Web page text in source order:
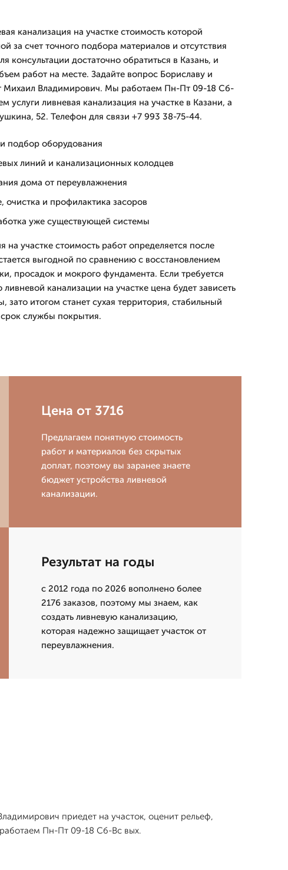
канализация на участке стоимость которой
за счет точного подбора материалов и отсутствия
консультации достаточно обратиться в Казань, и
работ на месте. Задайте вопрос Бориславу и
Михаил Владимирович. Мы работаем Пн-Пт 09-18 Сб-
услуги ливневая канализация на участке в Казани, а
52. Телефон для связи +7 993 38-75-44.
подбор оборудования
линий и канализационных колодцев
дома от переувлажнения
очистка и профилактика засоров
уже существующей системы
на участке стоимость работ определяется после
выгодной по сравнению с восстановлением
просадок и мокрого фундамента. Если требуется
канализации на участке цена будет зависеть
зато итогом станет сухая территория, стабильный
службы покрытия.
Цена от 3716
Предлагаем понятную стоимость
работ и материалов без скрытых
доплат, поэтому вы заранее знаете
бюджет устройства ливневой
канализации.
Результат на годы
с 2012 года по 2026 вополнено более
2176 заказов, поэтому мы знаем, как
создать ливневую канализацию,
которая надежно защищает участок от
переувлажнения.
приедет на участок, оценит рельеф,
Пн-Пт 09-18 Сб-Вс вых.